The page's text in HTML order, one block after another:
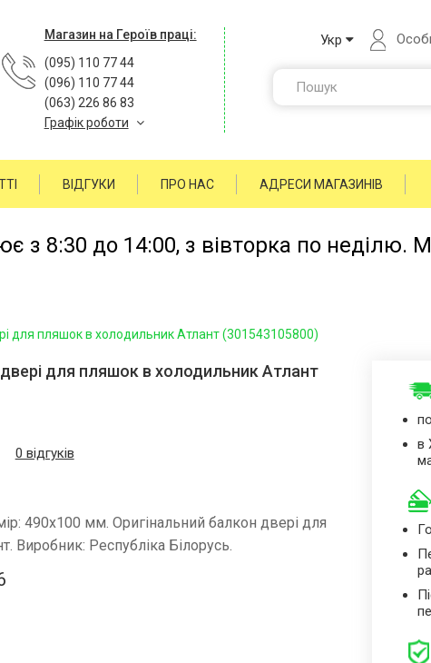
Магазин на Героїв праці:
(095) 110 77 44
(096) 110 77 44
(063) 226 86 83
Графік роботи
Укр
ВІДГУКИ ПРО НАС АДРЕСИ МАГАЗИНІВ
з 8:30 до 14:00, з вівторка по неділю.
для пляшок в холодильник Атлант (301543105800)
для пляшок в холодильник Атлант
0 відгуків
490x100 мм. Оригінальний балкон двері для
Виробник: Республіка Білорусь.
в